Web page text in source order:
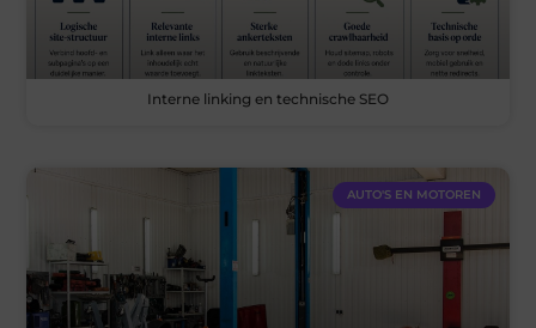
Interne linking en technische SEO
AUTO'S EN MOTOREN